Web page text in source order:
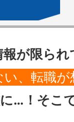
が限ら
、転職
…！そこ